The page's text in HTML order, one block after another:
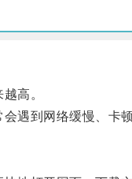
高。
遇到网络缓慢、卡顿